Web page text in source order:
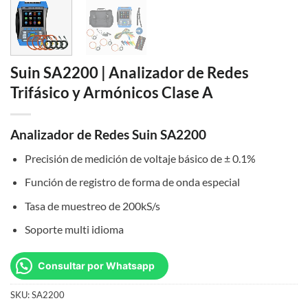
Suin SA2200 | Analizador de Redes
Trifásico y Armónicos Clase A
Analizador de Redes Suin SA2200
Precisión de medición de voltaje básico de ± 0.1%
Función de registro de forma de onda especial
Tasa de muestreo de 200kS/s
Soporte multi idioma
Consultar por Whatsapp
SKU:SA2200